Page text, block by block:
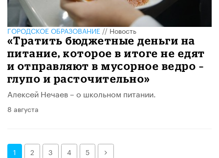
ГОРОДСКОЕ ОБРАЗОВАНИЕ//Новость
«Тратить бюджетные деньги на
питание, которое в итоге не едят
и отправляют в мусорное ведро –
глупо и расточительно»
Алексей Нечаев – о школьном питании.
8 августа
1 2 3 4 5 Далее